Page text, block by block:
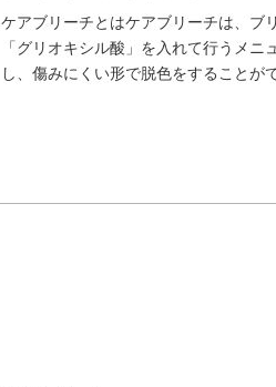
ケアブリーチとはケアブリーチは、ブ
「グリオキシル酸」を入れて行うメ
し、傷みにくい形で脱色をすることが